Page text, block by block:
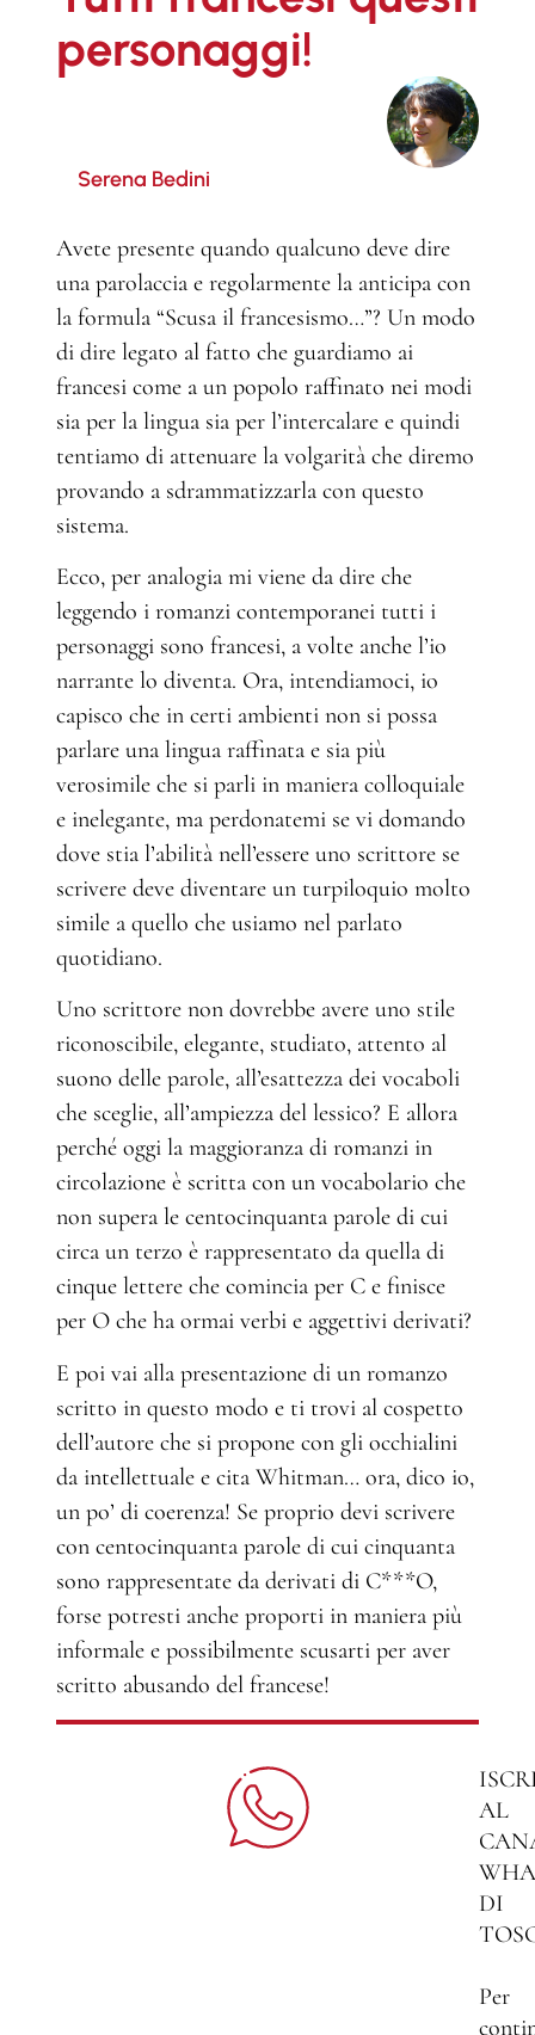
personaggi!
Serena Bedini
Avete presente quando qualcuno deve dire
una parolaccia e regolarmente la anticipa con
la formula “Scusa il francesismo…”? Un modo
di dire legato al fatto che guardiamo ai
francesi come a un popolo raffinato nei modi
sia per la lingua sia per l’intercalare e quindi
tentiamo di attenuare la volgarità che diremo
provando a sdrammatizzarla con questo
sistema.
Ecco, per analogia mi viene da dire che
leggendo i romanzi contemporanei tutti i
personaggi sono francesi, a volte anche l’io
narrante lo diventa. Ora, intendiamoci, io
capisco che in certi ambienti non si possa
parlare una lingua raffinata e sia più
verosimile che si parli in maniera colloquiale
e inelegante, ma perdonatemi se vi domando
dove stia l’abilità nell’essere uno scrittore se
scrivere deve diventare un turpiloquio molto
simile a quello che usiamo nel parlato
quotidiano.
Uno scrittore non dovrebbe avere uno stile
riconoscibile, elegante, studiato, attento al
suono delle parole, all’esattezza dei vocaboli
che sceglie, all’ampiezza del lessico? E allora
perché oggi la maggioranza di romanzi in
circolazione è scritta con un vocabolario che
non supera le centocinquanta parole di cui
circa un terzo è rappresentato da quella di
cinque lettere che comincia per C e finisce
per O che ha ormai verbi e aggettivi derivati?
E poi vai alla presentazione di un romanzo
scritto in questo modo e ti trovi al cospetto
dell’autore che si propone con gli occhialini
da intellettuale e cita Whitman… ora, dico io,
un po’ di coerenza! Se proprio devi scrivere
con centocinquanta parole di cui cinquanta
sono rappresentate da derivati di C***O,
forse potresti anche proporti in maniera più
informale e possibilmente scusarti per aver
scritto abusando del francese!
AL
DI
Per